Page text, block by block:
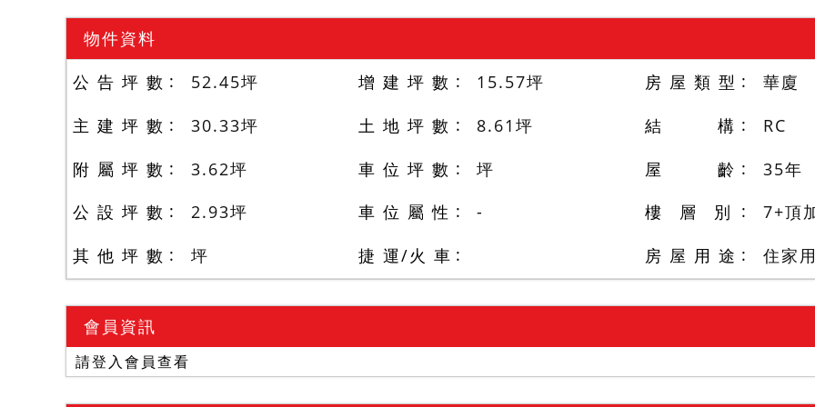
物件資料
公 告 坪 數
52.45坪
主 建 坪 數
30.33坪
附 屬 坪 數
3.62坪
公 設 坪 數
2.93坪
其 他 坪 數
坪
增 建 坪 數 15.57坪
土 地 坪 數
8.61坪
車 位 坪 數
坪
車 位 屬 性
-
捷 運/火 車
房 屋 類 型
華廈
結 構
RC
屋 齡
35年
樓 層 別
7+頂
房 屋 用 途
住家用
會員資訊
請登入會員查看